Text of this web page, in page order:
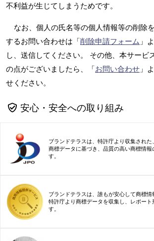
不利益が生じてしまうためです。
なお、個人の氏名等の個人情報等の削除
するお問い合わせは「削除申請フォーム 」
し、送信してください。 その他、本サービ
の点がございましたら、「お問い合わせ 」
せください。
安心・安全への取り組み
ブランドテラスは、特許庁より収集され
商標データに基づき、品質の高い商標情報
す。
ブランドテラスは、誰もが安心して商標情
特許庁より商標データを収集し、レポート
す。